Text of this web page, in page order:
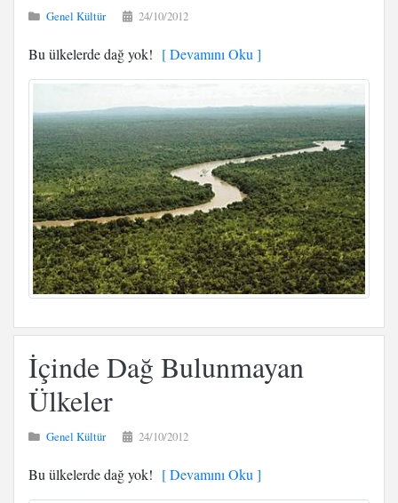
Genel Kültür 24/10/2012
Bu ülkelerde dağ yok! [ Devamını Oku ]
İçinde Dağ Bulunmayan
Ülkeler
Genel Kültür 24/10/2012
Bu ülkelerde dağ yok! [ Devamını Oku ]